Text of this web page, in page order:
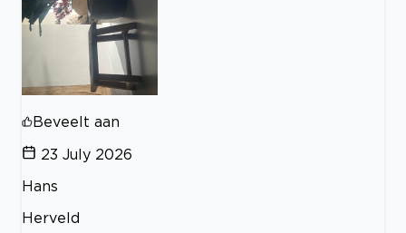
Beveelt aan
23 July 2026
Hans
Herveld